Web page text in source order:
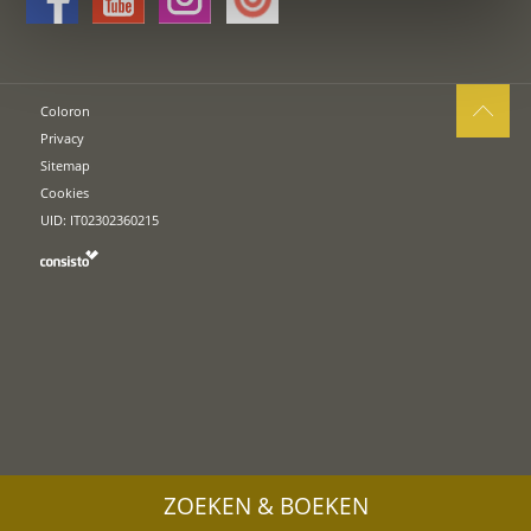
Coloron
Privacy
Sitemap
Cookies
UID: IT02302360215
ZOEKEN & BOEKEN